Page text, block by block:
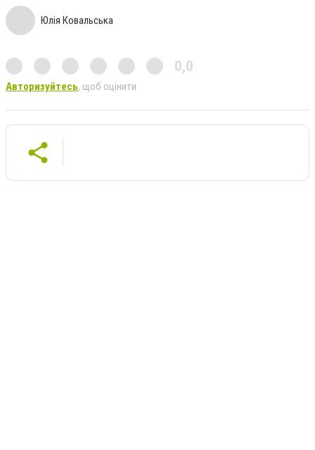
Юлія Ковальська
0,0
Авторизуйтесь, щоб оцінити